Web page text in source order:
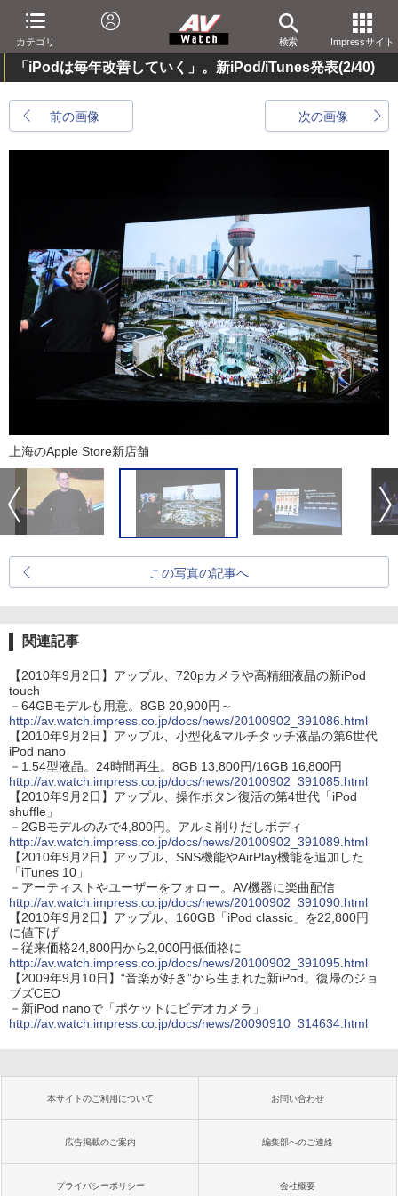
カテゴリ 検索 Impressサイト
「iPodは毎年改善していく」。新iPod/iTunes発表(2/40)
前の画像 次の画像
上海のApple Store新店舗
この写真の記事へ
関連記事
【2010年9月2日】アップル、720pカメラや高精細液晶の新iPod
touch
－64GBモデルも用意。8GB 20,900円～
http://av.watch.impress.co.jp/docs/news/20100902_391086.html
【2010年9月2日】アップル、小型化&マルチタッチ液晶の第6世代
iPod nano
－1.54型液晶。24時間再生。8GB 13,800円/16GB 16,800円
http://av.watch.impress.co.jp/docs/news/20100902_391085.html
【2010年9月2日】アップル、操作ボタン復活の第4世代「iPod
shuffle」
－2GBモデルのみで4,800円。アルミ削りだしボディ
http://av.watch.impress.co.jp/docs/news/20100902_391089.html
【2010年9月2日】アップル、SNS機能やAirPlay機能を追加した
「iTunes 10」
－アーティストやユーザーをフォロー。AV機器に楽曲配信
http://av.watch.impress.co.jp/docs/news/20100902_391090.html
【2010年9月2日】アップル、160GB「iPod classic」を22,800円
に値下げ
－従来価格24,800円から2,000円低価格に
http://av.watch.impress.co.jp/docs/news/20100902_391095.html
【2009年9月10日】“音楽が好き”から生まれた新iPod。復帰のジョ
ブズCEO
－新iPod nanoで「ポケットにビデオカメラ」
http://av.watch.impress.co.jp/docs/news/20090910_314634.html
本サイトのご利用について お問い合わせ
広告掲載のご案内 編集部へのご連絡
プライバシーポリシー 会社概要